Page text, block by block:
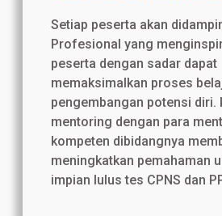
Setiap peserta akan
Profesional yang
peserta dengan sadar dapat
memaksimalkan proses
pengembangan potensi diri.
mentoring dengan para
kompeten dibidangnya
meningkatkan pemahaman
impian lulus tes CPNS dan